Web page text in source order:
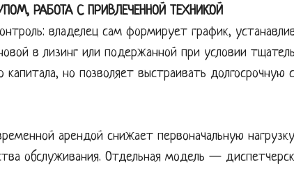
РАБОТА С ПРИВЛЕЧЕННОЙ ТЕХНИКОЙ
владелец сам формирует график,
в лизинг или подержанной при условии
капитала, но позволяет выстраивать долгосрочную
арендой снижает первоначальную
обслуживания. Отдельная модель —